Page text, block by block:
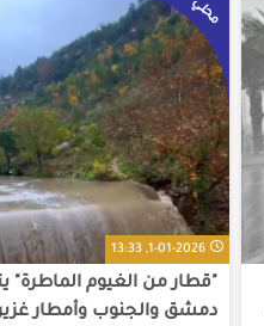
محلي
1-01-2026, 13:33
"قطار من الغيوم الماطرة"
دمشق والجنوب وأمطار